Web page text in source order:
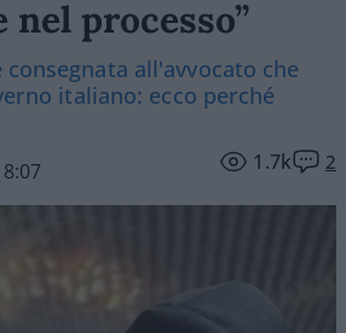
processo”
all'avvocato che
italiano: ecco perché
1.7k 2